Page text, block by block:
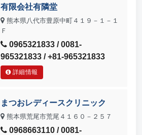
有限会社有隣堂
熊本県八代市豊原中町４１９－１－１
Ｆ
0965321833 / 0081-
965321833 / +81-965321833
詳細情報
まつおレディースクリニック
熊本県荒尾市荒尾４１６０－２５７
0968663110 / 0081-